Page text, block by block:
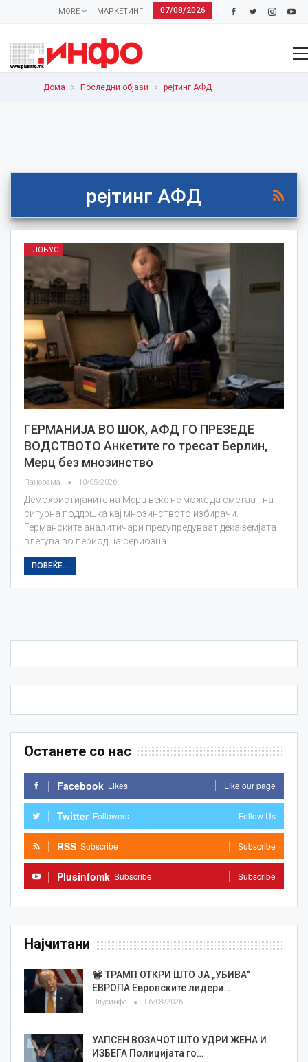
07/08/2026
МАРКЕТИНГ
MORE
Дома Последни објави рејтинг АФД
рејтинг АФД
ГЛОБУС
ГЕРМАНИЈА ВО ШОК, АФД ГО ПРЕЗЕДЕ
ВОДСТВОТО Анкетите го тресат Берлин,
Мерц без мнозинство
Панорама 10/05/2026
Демохристијаните на Мерц веќе не може да сметаат на
сигурна поддршка кај мнозинството избирачи.
Германските аналитичари предупредуваат дека земјата
влегува во период на сериозна…
ПОВЕЌЕ...
Останете со нас
Facebook Likes Like our page
Twitter Followers Follow Us
RSS Subscribe Subscribe
Plusinfomk Subscribe Subscribe
Најчитани
ТРАМП ОТКРИ ШТО ЈА „УБИВА“
ЕВРОПА Европските лидери…
Плусинфо 06/08/2026
УАПСЕН ВОЗАЧОТ ШТО УДРИ ЖЕНА И
ИЗБЕГА Полицијата го…